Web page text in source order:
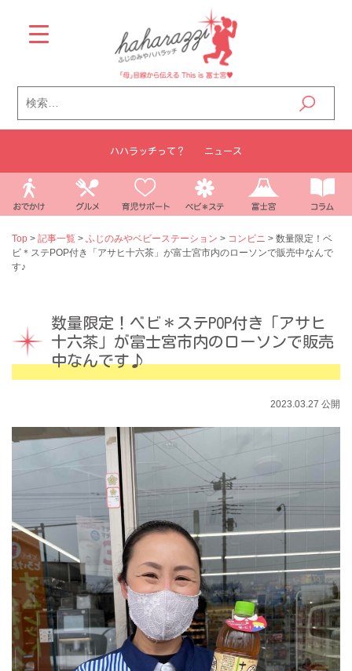
content
ハハラッチって？ ニュース
索:
Top > 記事一覧 > ふじのみやベビーステーション > コンビニ > 数量限定！ベ
ビ＊ステPOP付き「アサヒ十六茶」が富士宮市内のローソンで販売中なんで
す♪
数量限定！ベビ＊ステPOP付き「アサヒ
十六茶」が富士宮市内のローソンで販売
中なんです♪
2023.03.27 公開